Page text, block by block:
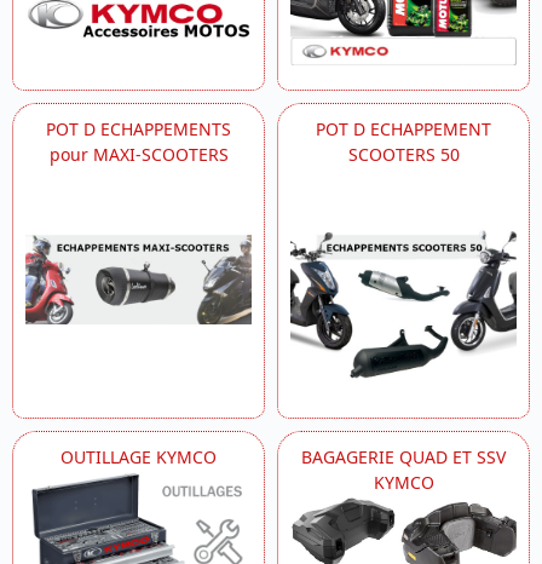
POT D ECHAPPEMENTS
pour MAXI-SCOOTERS
POT D ECHAPPEMENT
SCOOTERS 50
OUTILLAGE KYMCO
BAGAGERIE QUAD ET SSV
KYMCO